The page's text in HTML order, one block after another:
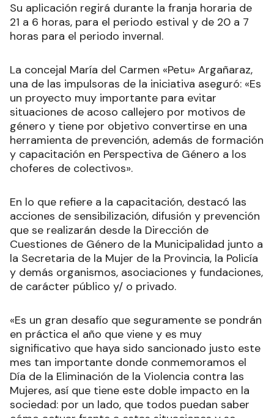
Su aplicación regirá durante la franja horaria de
21 a 6 horas, para el periodo estival y de 20 a 7
horas para el periodo invernal.
La concejal María del Carmen «Petu» Argañaraz,
una de las impulsoras de la iniciativa aseguró: «Es
un proyecto muy importante para evitar
situaciones de acoso callejero por motivos de
género y tiene por objetivo convertirse en una
herramienta de prevención, además de formación
y capacitación en Perspectiva de Género a los
choferes de colectivos».
En lo que refiere a la capacitación, destacó las
acciones de sensibilización, difusión y prevención
que se realizarán desde la Dirección de
Cuestiones de Género de la Municipalidad junto a
la Secretaria de la Mujer de la Provincia, la Policía
y demás organismos, asociaciones y fundaciones,
de carácter público y/ o privado.
«Es un gran desafío que seguramente se pondrán
en práctica el año que viene y es muy
significativo que haya sido sancionado justo este
mes tan importante donde conmemoramos el
Día de la Eliminación de la Violencia contra las
Mujeres, así que tiene este doble impacto en la
sociedad: por un lado, que todos puedan saber